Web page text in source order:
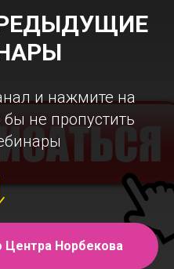
и нажмите на
бы не пропустить
Центра Норбекова